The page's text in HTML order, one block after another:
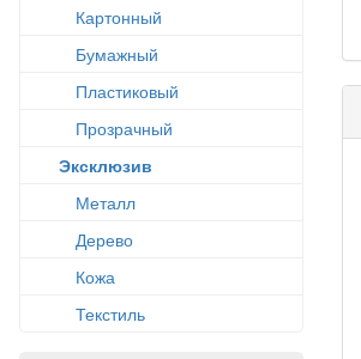
Картонный
Бумажный
Пластиковый
Прозрачный
Эксклюзив
Металл
Дерево
Кожа
Текстиль